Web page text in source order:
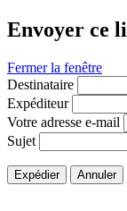
Envoyer ce
Fermer la fenêtre
Destinataire
Expéditeur
Votre adresse e-mail
Sujet
Expédier Annuler